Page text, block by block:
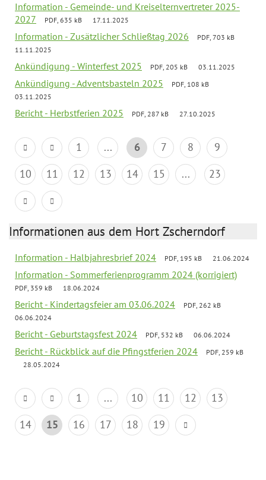
Information - Gemeinde- und Kreiselternvertreter 2025-
2027
PDF, 635 kB 17.11.2025
Information - Zusätzlicher Schließtag 2026
PDF, 703 kB
11.11.2025
Ankündigung - Winterfest 2025 PDF, 205 kB 03.11.2025
Ankündigung - Adventsbasteln 2025
PDF, 108 kB
03.11.2025
Bericht - Herbstferien 2025 PDF, 287 kB 27.10.2025
1 ... 6 7 8
9
10
11 12 13 14 15 ... 23
Informationen aus dem Hort Zscherndorf
Information - Halbjahresbrief 2024 PDF, 195 kB 21.06.2024
Information - Sommerferienprogramm 2024 (korrigiert)
PDF, 359 kB 18.06.2024
Bericht - Kindertagsfeier am 03.06.2024
PDF, 262 kB
06.06.2024
Bericht - Geburtstagsfest 2024 PDF, 532 kB 06.06.2024
Bericht - Rückblick auf die Pfingstferien 2024
PDF, 259 kB
28.05.2024
1 ... 10 11 12
13
14
15 16 17 18 19